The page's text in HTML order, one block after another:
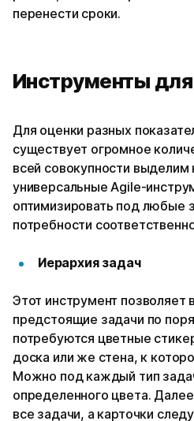
перенести сроки.
Инструменты
Для оценки разных
существует огромное
всей совокупности выделим
универсальные Agile-
оптимизировать под любые
потребности
Иерархия задач
Этот инструмент позволяет
предстоящие задачи по
потребуются цветные
доска или же стена, к
Можно под каждый тип
определенного цвета.
все задачи, а карточки